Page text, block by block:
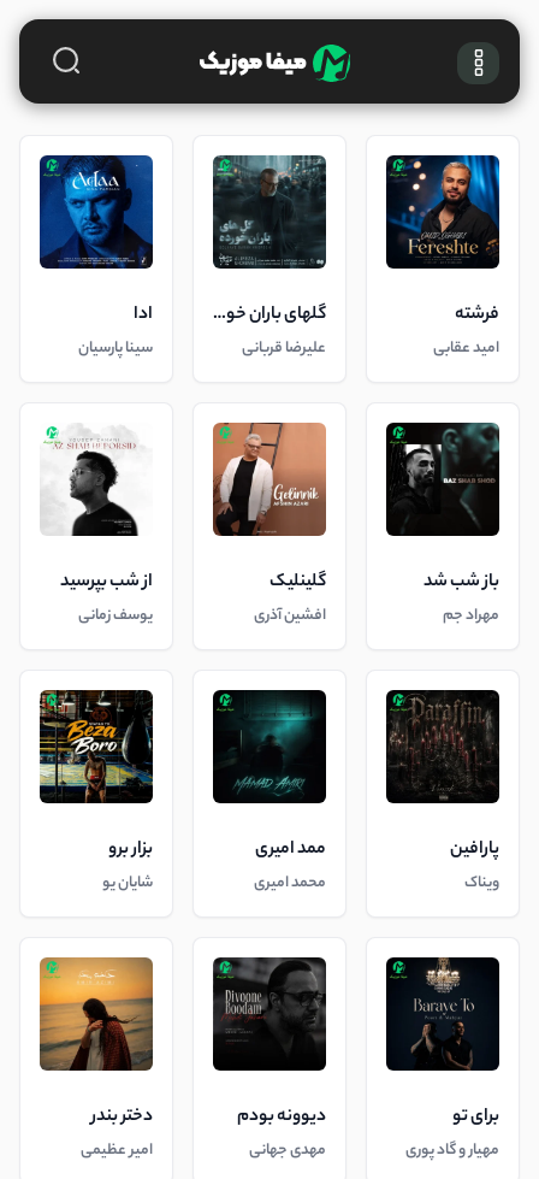
فرشته
امید عقابی
گلهای باران خورده
علیرضا قربانی
ادا
سینا پارسیان
باز شب شد
مهراد جم
گلینلیک
افشین آذری
از شب بپرسید
یوسف زمانی
پارافین
ویناک
ممد امیری
محمد امیری
بزار برو
شایان یو
برای تو
مهیار و گاد پوری
دیوونه بودم
مهدی جهانی
دختر بندر
امیر عظیمی